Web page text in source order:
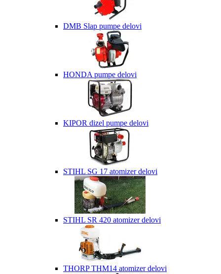
DMB Slap pumpe delovi
HONDA pumpe delovi
KIPOR dizel pumpe delovi
STIHL SG 17 atomizer delovi
STIHL SR 420 atomizer delovi
THORP THM14 atomizer delovi